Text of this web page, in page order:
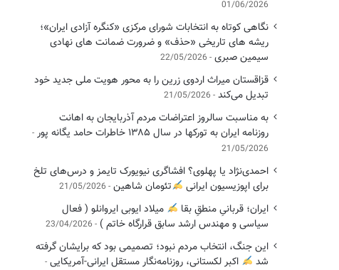
01/06/2026
نگاهی کوتاه به انتخابات شورای مرکزی «کنگره آزادی ایران»؛
ریشه های تاریخی «حذف» و ضرورت ضمانت های نهادی
سیمین صبری 22/05/2026
قزاقستان میراث اردوی زرین را به محور هویت ملی جدید خود
تبدیل می‌کند 21/05/2026
به مناسبت سالروز اعتراضات مردم آذربایجان به اهانت
روزنامه ایران به تورکها در سال ۱۳۸۵ خاطرات حامد یگانه پور
21/05/2026
احمدی‌نژاد یا پهلوی؟ افشاگری نیویورک تایمز و درس‌های تلخ
برای اپوزیسیون ایرانی
تئومان شاهین 21/05/2026
ایران؛ قربانیِ منطقِ بقا
میلاد ایوبی ایروانلو ( فعال
سیاسی ‌و مهندس ارشد سابق قرارگاه خاتم ) 23/04/2026
این جنگ، انتخاب مردم نبود؛ تصمیمی بود که برایشان گرفته
شد
اکبر لکستانی، روزنامه‌نگار مستقل ایرانی-آمریکایی